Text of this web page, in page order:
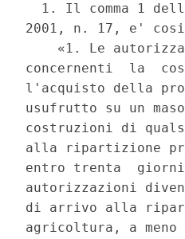
1. Il comma 1
2001, n. 17, e'
«1. Le
concernenti  la
l'acquisto della
usufrutto su un
costruzioni di
alla ripartizione
entro trenta
autorizzazioni
di arrivo alla
agricoltura, a